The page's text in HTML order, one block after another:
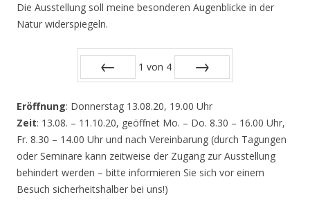
Die Ausstellung soll meine besonderen Augenblicke in der
Natur widerspiegeln.
1 von 4
Eröffnung: Donnerstag 13.08.20, 19.00 Uhr
Zeit: 13.08. – 11.10.20, geöffnet Mo. – Do. 8.30 – 16.00 Uhr,
Fr. 8.30 – 14.00 Uhr und nach Vereinbarung (durch Tagungen
oder Seminare kann zeitweise der Zugang zur Ausstellung
behindert werden – bitte informieren Sie sich vor einem
Besuch sicherheitshalber bei uns!)